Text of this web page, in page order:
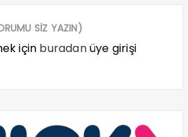
SİZ YAZIN)
için buradanüye girişi